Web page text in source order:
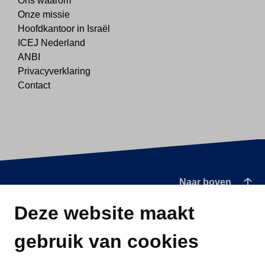
Deze website maakt
gebruik van cookies
Onze missie
Hoofdkantoor in Israël
ICEJ Nederland
ANBI
Privacyverklaring
Contact
Naar boven